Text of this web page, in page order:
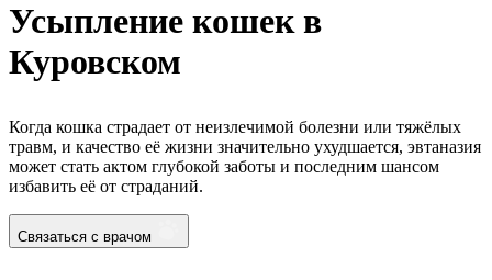
Усыпление кошек в
Куровском
Когда кошка страдает от неизлечимой болезни или тяжёлых
травм, и качество её жизни значительно ухудшается, эвтаназия
может стать актом глубокой заботы и последним шансом
избавить её от страданий.
Связаться с врачом